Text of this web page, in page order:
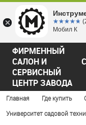
ФИРМЕННЫЙ
САЛОН И
СЕРВИСНЫЙ
ЦЕНТР ЗАВОДА
Главная Где купить
Университет садовой
☆☆☆☆☆
★★★★★
Мобил К